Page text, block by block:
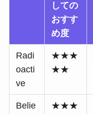
しての
おすす
め度
Radi
oacti
ve
★★★
★★
Belie
★★★